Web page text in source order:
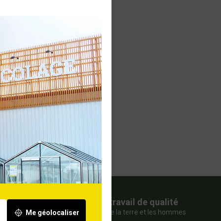
Pour un travail de qualité
qui préserve la terre et les hommes
Me géolocaliser